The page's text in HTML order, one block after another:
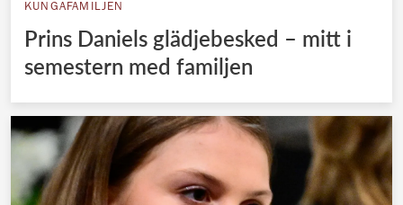
KUNGAFAMILJEN
Prins Daniels glädjebesked – mitt i
semestern med familjen